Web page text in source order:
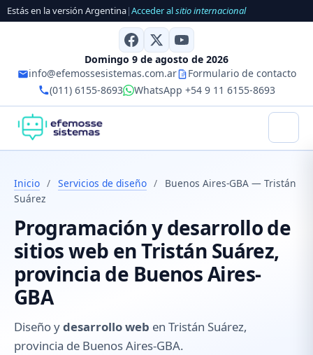
Estás en la versión Argentina|Acceder alsitio internacional
Domingo 9 de agosto de 2026
info@efemossesistemas.com.ar
Formulario de contacto
(011) 6155-8693
WhatsApp +54 9 11 6155-8693
Inicio / Servicios de diseño /
Buenos Aires-GBA — Tristán
Suárez
Programación y desarrollo de
sitios web en Tristán Suárez,
provincia de Buenos Aires-
GBA
Diseño ydesarrollo web en Tristán Suárez,
provincia de Buenos Aires-GBA.